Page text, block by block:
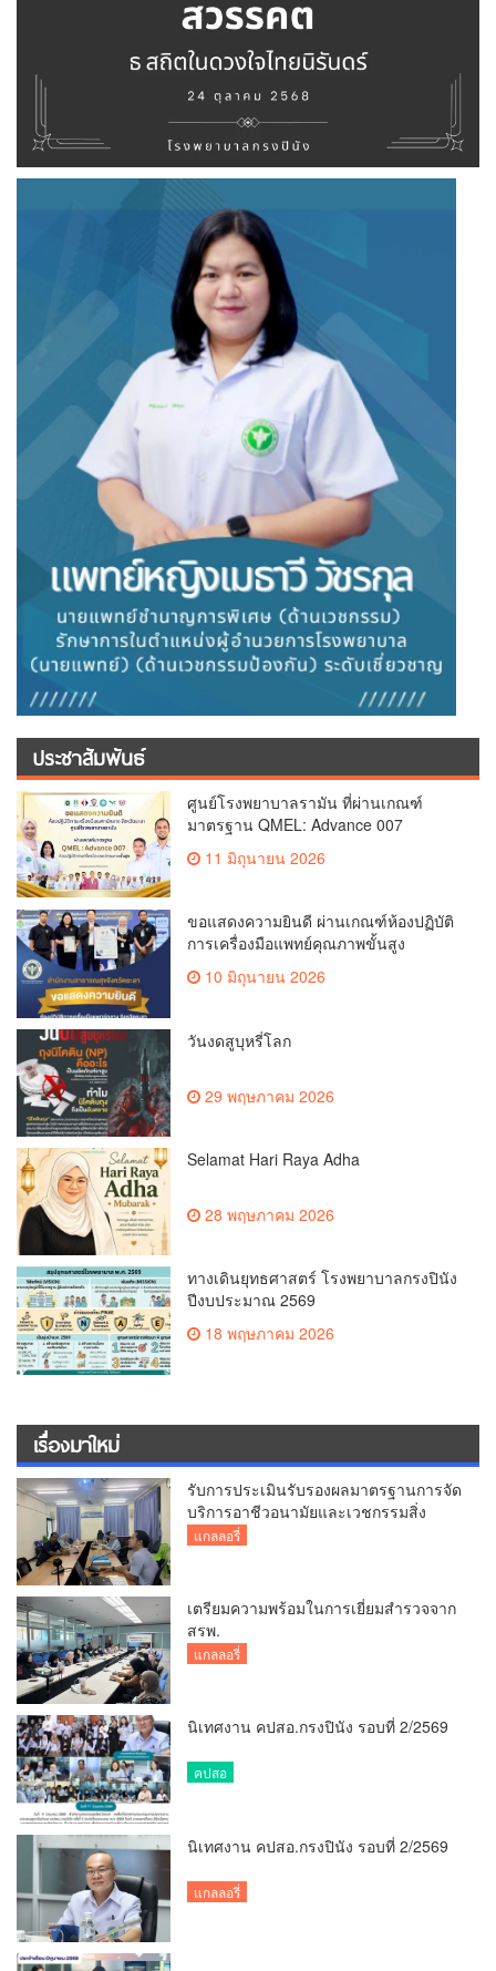
ประชาสัมพันธ์
ศูนย์โรงพยาบาลรามัน ที่ผ่านเกณฑ์
มาตรฐาน QMEL: Advance 007
11 มิถุนายน 2026
ขอแสดงความยินดี ผ่านเกณฑ์ห้องปฏิบัติ
การเครื่องมือแพทย์คุณภาพขั้นสูง
10 มิถุนายน 2026
วันงดสูบุหรี่โลก
29 พฤษภาคม 2026
Selamat Hari Raya Adha
28 พฤษภาคม 2026
ทางเดินยุทธศาสตร์ โรงพยาบาลกรงปินัง
ปีงบประมาณ 2569
18 พฤษภาคม 2026
เรื่องมาใหม่
รับการประเมินรับรองผลมาตรฐานการจัด
บริการอาชีวอนามัยและเวชกรรมสิ่ง
แวดล้อม
แกลลอรี่
เตรียมความพร้อมในการเยี่ยมสำรวจจาก
สรพ.
แกลลอรี่
นิเทศงาน คปสอ.กรงปินัง รอบที่ 2/2569
คปสอ
นิเทศงาน คปสอ.กรงปินัง รอบที่ 2/2569
แกลลอรี่